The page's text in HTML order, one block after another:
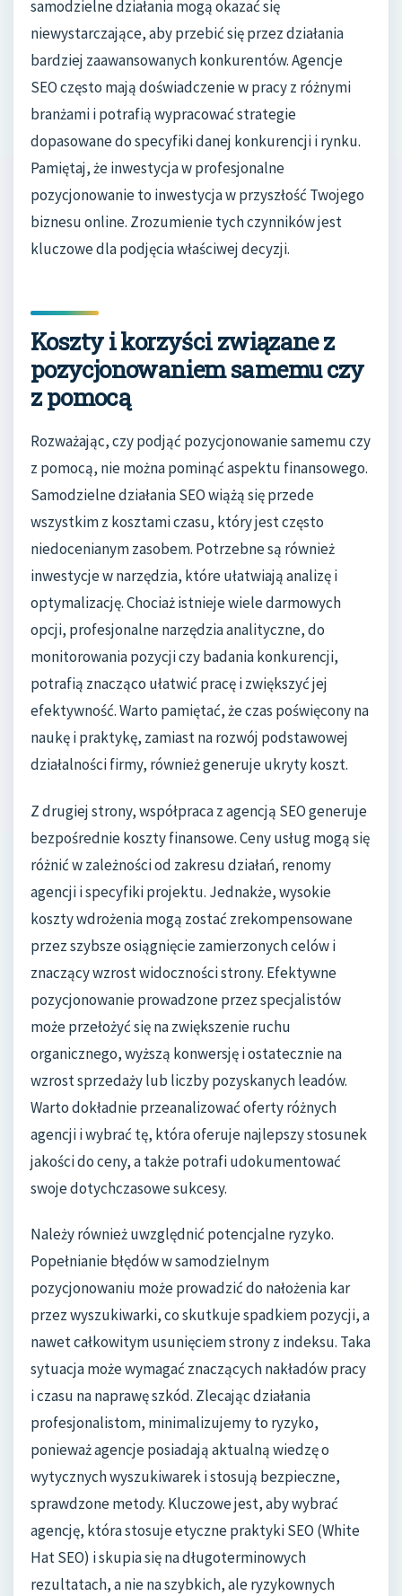
samodzielne działania mogą okazać się
niewystarczające, aby przebić się przez działania
bardziej zaawansowanych konkurentów. Agencje
SEO często mają doświadczenie w pracy z różnymi
branżami i potrafią wypracować strategie
dopasowane do specyfiki danej konkurencji i rynku.
Pamiętaj, że inwestycja w profesjonalne
pozycjonowanie to inwestycja w przyszłość Twojego
biznesu online. Zrozumienie tych czynników jest
kluczowe dla podjęcia właściwej decyzji.
Koszty i korzyści związane z
pozycjonowaniem samemu czy
z pomocą
Rozważając, czy podjąć pozycjonowanie samemu czy
z pomocą, nie można pominąć aspektu finansowego.
Samodzielne działania SEO wiążą się przede
wszystkim z kosztami czasu, który jest często
niedocenianym zasobem. Potrzebne są również
inwestycje w narzędzia, które ułatwiają analizę i
optymalizację. Chociaż istnieje wiele darmowych
opcji, profesjonalne narzędzia analityczne, do
monitorowania pozycji czy badania konkurencji,
potrafią znacząco ułatwić pracę i zwiększyć jej
efektywność. Warto pamiętać, że czas poświęcony na
naukę i praktykę, zamiast na rozwój podstawowej
działalności firmy, również generuje ukryty koszt.
Z drugiej strony, współpraca z agencją SEO generuje
bezpośrednie koszty finansowe. Ceny usług mogą się
różnić w zależności od zakresu działań, renomy
agencji i specyfiki projektu. Jednakże, wysokie
koszty wdrożenia mogą zostać zrekompensowane
przez szybsze osiągnięcie zamierzonych celów i
znaczący wzrost widoczności strony. Efektywne
pozycjonowanie prowadzone przez specjalistów
może przełożyć się na zwiększenie ruchu
organicznego, wyższą konwersję i ostatecznie na
wzrost sprzedaży lub liczby pozyskanych leadów.
Warto dokładnie przeanalizować oferty różnych
agencji i wybrać tę, która oferuje najlepszy stosunek
jakości do ceny, a także potrafi udokumentować
swoje dotychczasowe sukcesy.
Należy również uwzględnić potencjalne ryzyko.
Popełnianie błędów w samodzielnym
pozycjonowaniu może prowadzić do nałożenia kar
przez wyszukiwarki, co skutkuje spadkiem pozycji, a
nawet całkowitym usunięciem strony z indeksu. Taka
sytuacja może wymagać znaczących nakładów pracy
i czasu na naprawę szkód. Zlecając działania
profesjonalistom, minimalizujemy to ryzyko,
ponieważ agencje posiadają aktualną wiedzę o
wytycznych wyszukiwarek i stosują bezpieczne,
sprawdzone metody. Kluczowe jest, aby wybrać
agencję, która stosuje etyczne praktyki SEO (White
Hat SEO) i skupia się na długoterminowych
rezultatach, a nie na szybkich, ale ryzykownych